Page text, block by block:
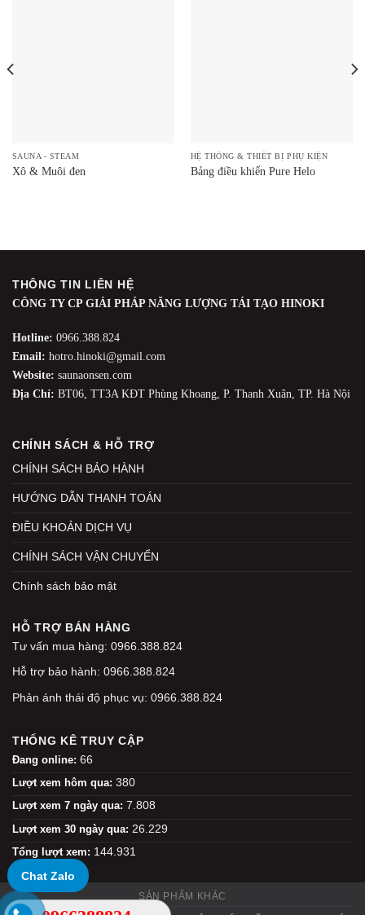
SAUNA - STEAM
Xô & Muôi đen
HỆ THỐNG & THIẾT BỊ PHỤ KIỆN
Bảng điều khiển Pure Helo
THÔNG TIN LIÊN HỆ
CÔNG TY CP GIẢI PHÁP NĂNG LƯỢNG TÁI TẠO HINOKI
Hotline: 0966.388.824
Email: hotro.hinoki@gmail.com
Website: saunaonsen.com
Địa Chỉ: BT06, TT3A KĐT Phùng Khoang, P. Thanh Xuân, TP. Hà Nội
CHÍNH SÁCH & HỖ TRỢ
CHÍNH SÁCH BẢO HÀNH
HƯỚNG DẪN THANH TOÁN
ĐIỀU KHOẢN DỊCH VỤ
CHÍNH SÁCH VẬN CHUYỂN
Chính sách bảo mật
HỖ TRỢ BÁN HÀNG
Tư vấn mua hàng: 0966.388.824
Hỗ trợ bảo hành: 0966.388.824
Phản ánh thái độ phục vụ: 0966.388.824
THỐNG KÊ TRUY CẬP
Đang online: 66
Lượt xem hôm qua: 380
Lượt xem 7 ngày qua: 7.808
Lượt xem 30 ngày qua: 26.229
Tổng lượt xem: 144.931
SẢN PHẨM KHÁC
Chat Zalo